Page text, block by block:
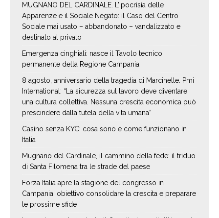
MUGNANO DEL CARDINALE. L’Ipocrisia delle
Apparenze e il Sociale Negato: il Caso del Centro
Sociale mai usato – abbandonato – vandalizzato e
destinato al privato
Emergenza cinghiali: nasce il Tavolo tecnico
permanente della Regione Campania
8 agosto, anniversario della tragedia di Marcinelle. Pmi
International: “La sicurezza sul lavoro deve diventare
una cultura collettiva. Nessuna crescita economica può
prescindere dalla tutela della vita umana”
Casino senza KYC: cosa sono e come funzionano in
Italia
Mugnano del Cardinale, il cammino della fede: il triduo
di Santa Filomena tra le strade del paese
Forza Italia apre la stagione del congresso in
Campania: obiettivo consolidare la crescita e preparare
le prossime sfide